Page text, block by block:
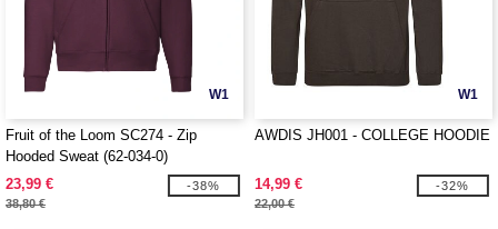
W1
Fruit of the Loom SC274 - Zip
Hooded Sweat (62-034-0)
23,99 €
38,80 €
-38%
W1
AWDIS JH001 - COLLEGE HOODIE
14,99 €
22,00 €
-32%